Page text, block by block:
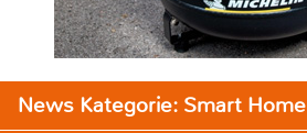
News Kategorie: Smart Home